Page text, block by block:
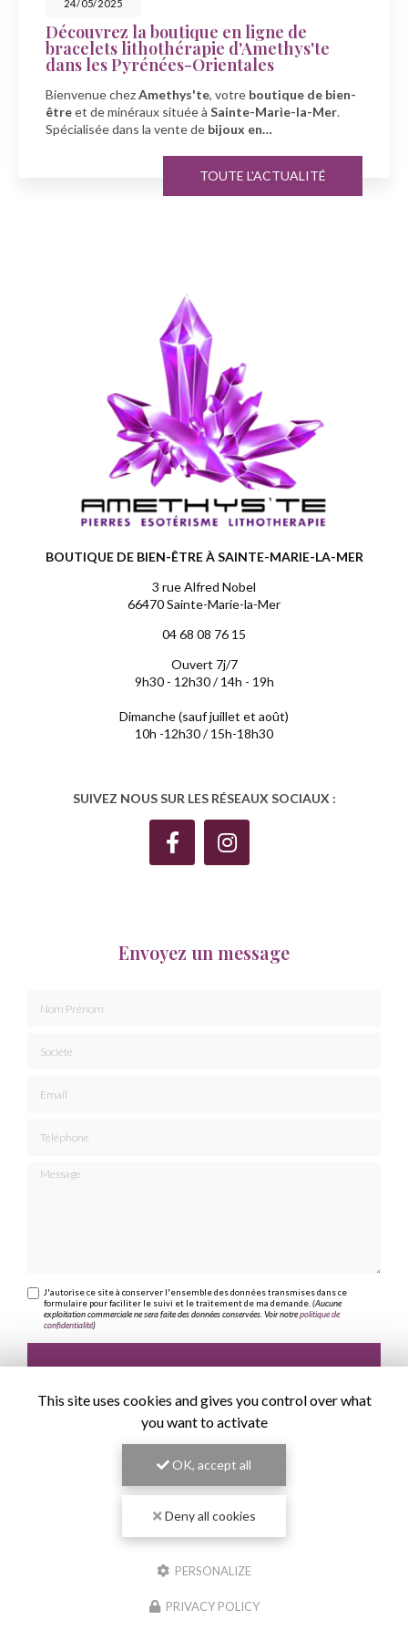
23/05/2025
Célébrez la fête des mers avec
Amethys'te à Sainte-Marie-la-Mer
À l'occasion de la fête des mers, découvrez la boutique
Amethys'te, votre spécialiste enbien-êtreet
minérauxàSainte-Marie-la-Mer…
TOUTE L'ACTUALITÉ
BOUTIQUE DE BIEN-ÊTRE À SAINTE-MARIE-LA-MER
3 rue Alfred Nobel
66470 Sainte-Marie-la-Mer
04 68 08 76 15
Ouvert 7j/7
9h30 - 12h30 / 14h - 19h
Dimanche (sauf juillet et août)
10h -12h30 / 15h-18h30
SUIVEZ NOUS SUR LES RÉSEAUX SOCIAUX :
Envoyez un message
Message
J'autorise ce site à conserver l'ensemble des données transmises dans ce
formulaire pour faciliter le suivi et le traitement de ma demande.(Aucune
exploitation commerciale ne sera faite des données conservées. Voir notrepolitique de
confidentialité)
This site uses cookies and gives you control over what
you want to activate
OK, accept all
Deny all cookies
PERSONALIZE
PRIVACY POLICY